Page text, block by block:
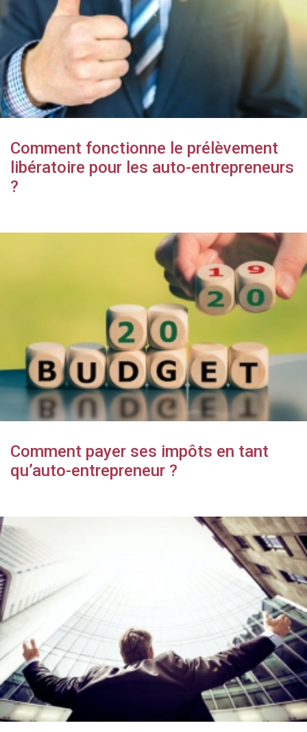
Comment fonctionne le prélèvement
libératoire pour les auto-entrepreneurs
?
Comment payer ses impôts en tant
qu’auto-entrepreneur ?